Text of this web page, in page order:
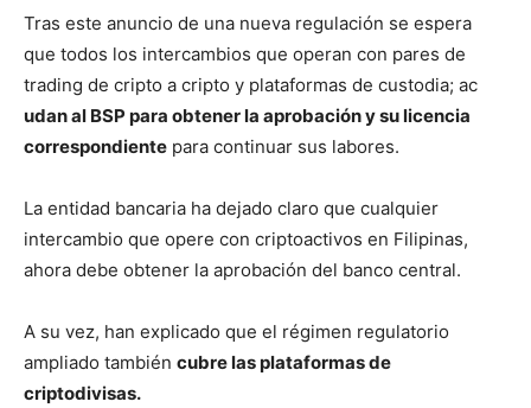
Tras este anuncio de una nueva regulación se espera
que todos los intercambios que operan con pares de
trading de cripto a cripto y plataformas de custodia; ac
udan al BSP para obtener la aprobación y su licencia
correspondiente para continuar sus labores.
La entidad bancaria ha dejado claro que cualquier
intercambio que opere con criptoactivos en Filipinas,
ahora debe obtener la aprobación del banco central.
A su vez, han explicado que el régimen regulatorio
ampliado también cubre las plataformas de
criptodivisas.